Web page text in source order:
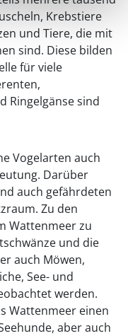
Krebstiere
und Tiere, die mit
sind. Diese bilden
für viele
Ringelgänse sind
Vogelarten auch
Darüber
auch gefährdeten
Zu den
Wattenmeer zu
und die
auch Möwen,
See- und
werden.
Wattenmeer einen
aber auch